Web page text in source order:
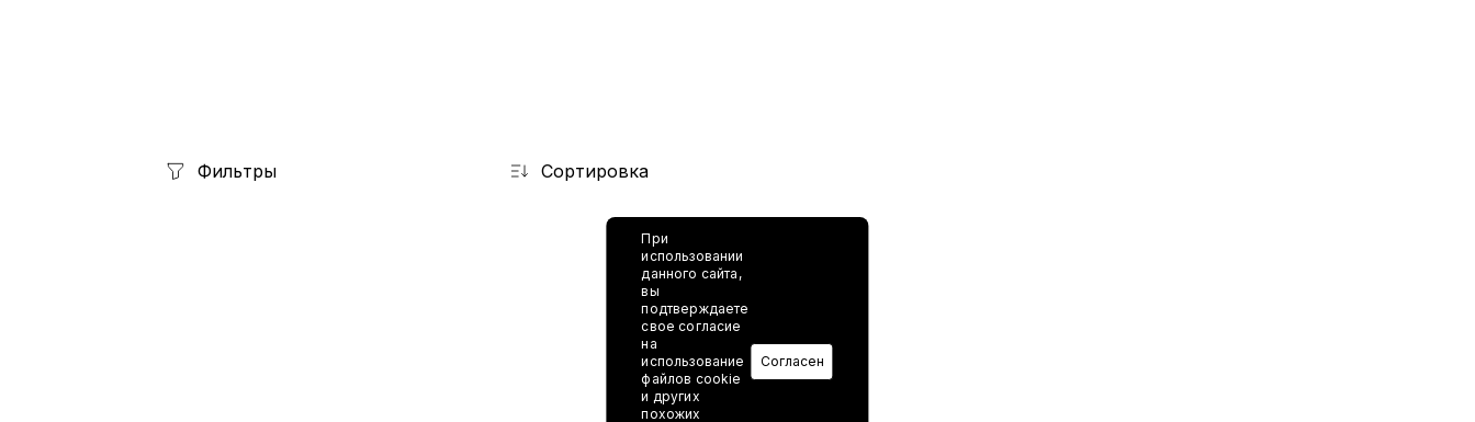
Фильтры Сортировка
При
использовании
данного сайта,
вы
подтверждаете
свое согласие
на
использование
файлов cookie
и других
похожих
Согласен